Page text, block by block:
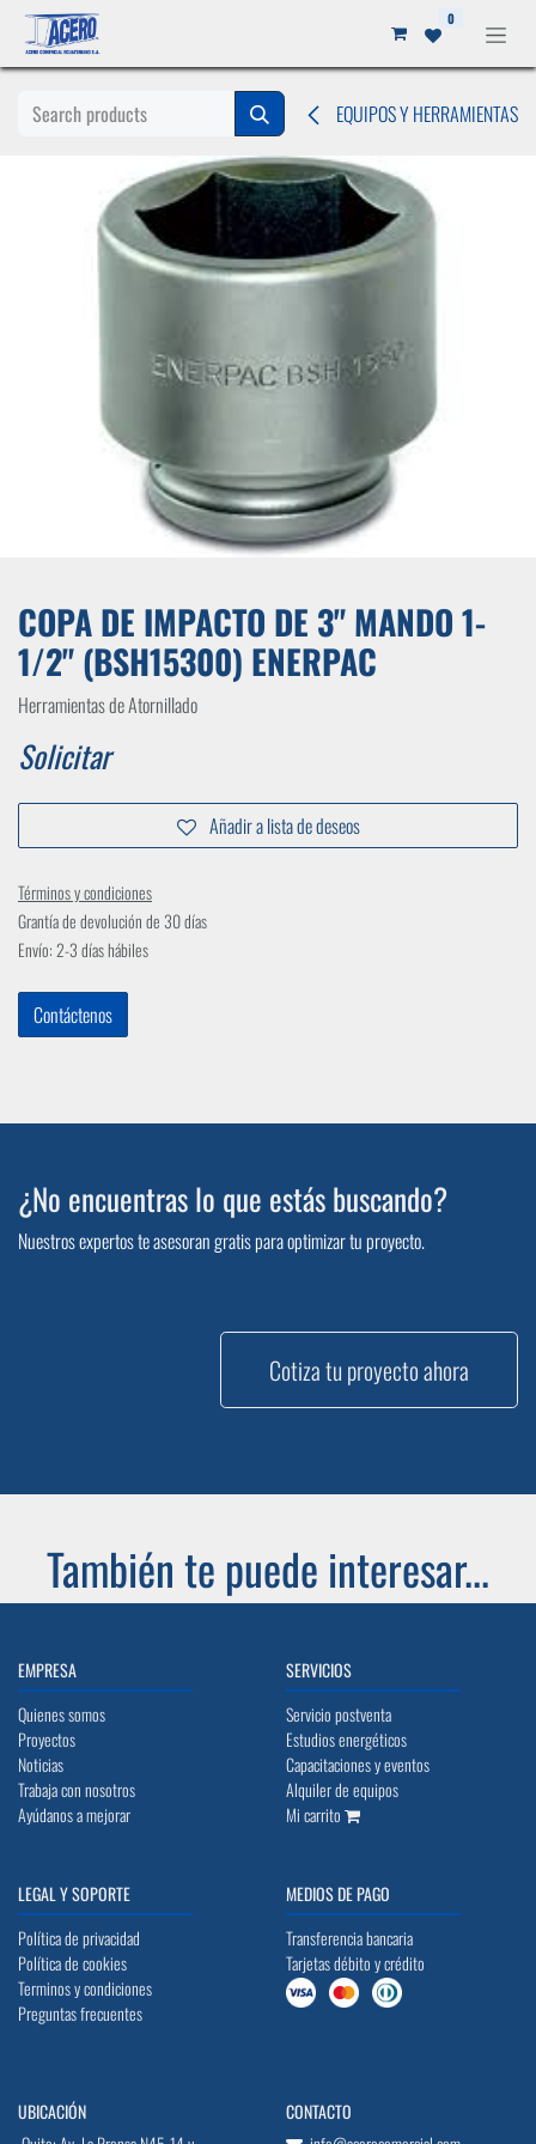
Ir al contenido 0
EQUIPOS Y HERRAMIENTAS
COPA DE IMPACTO DE 3" MANDO 1-
1/2" (BSH15300) ENERPAC
Herramientas de Atornillado
Solicitar
Añadir a lista de deseos
Términos y condiciones
Grantía de devolución de 30 días
Envío: 2-3 días hábiles
Contáctenos
¿No encuentras lo que estás buscando?
Nuestros expertos te asesoran gratis para optimizar tu proyecto.
Cotiza tu proyecto ahora
También te puede interesar...
EMPRESA
Quienes somos
Proyectos
Noticias
Trabaja con nosotros
Ayúdanos a mejorar
SERVICIOS
Servicio postventa
Estudios energéticos
Capacitaciones y eventos
Alquiler de equipos
Mi carrito
LEGAL Y SOPORTE
Política de privacidad
Política de cookies
Terminos y condiciones
Preguntas frecuentes
MEDIOS DE PAGO
Transferencia bancaria
Tarjetas débito y crédito
UBICACIÓN
CONTACTO